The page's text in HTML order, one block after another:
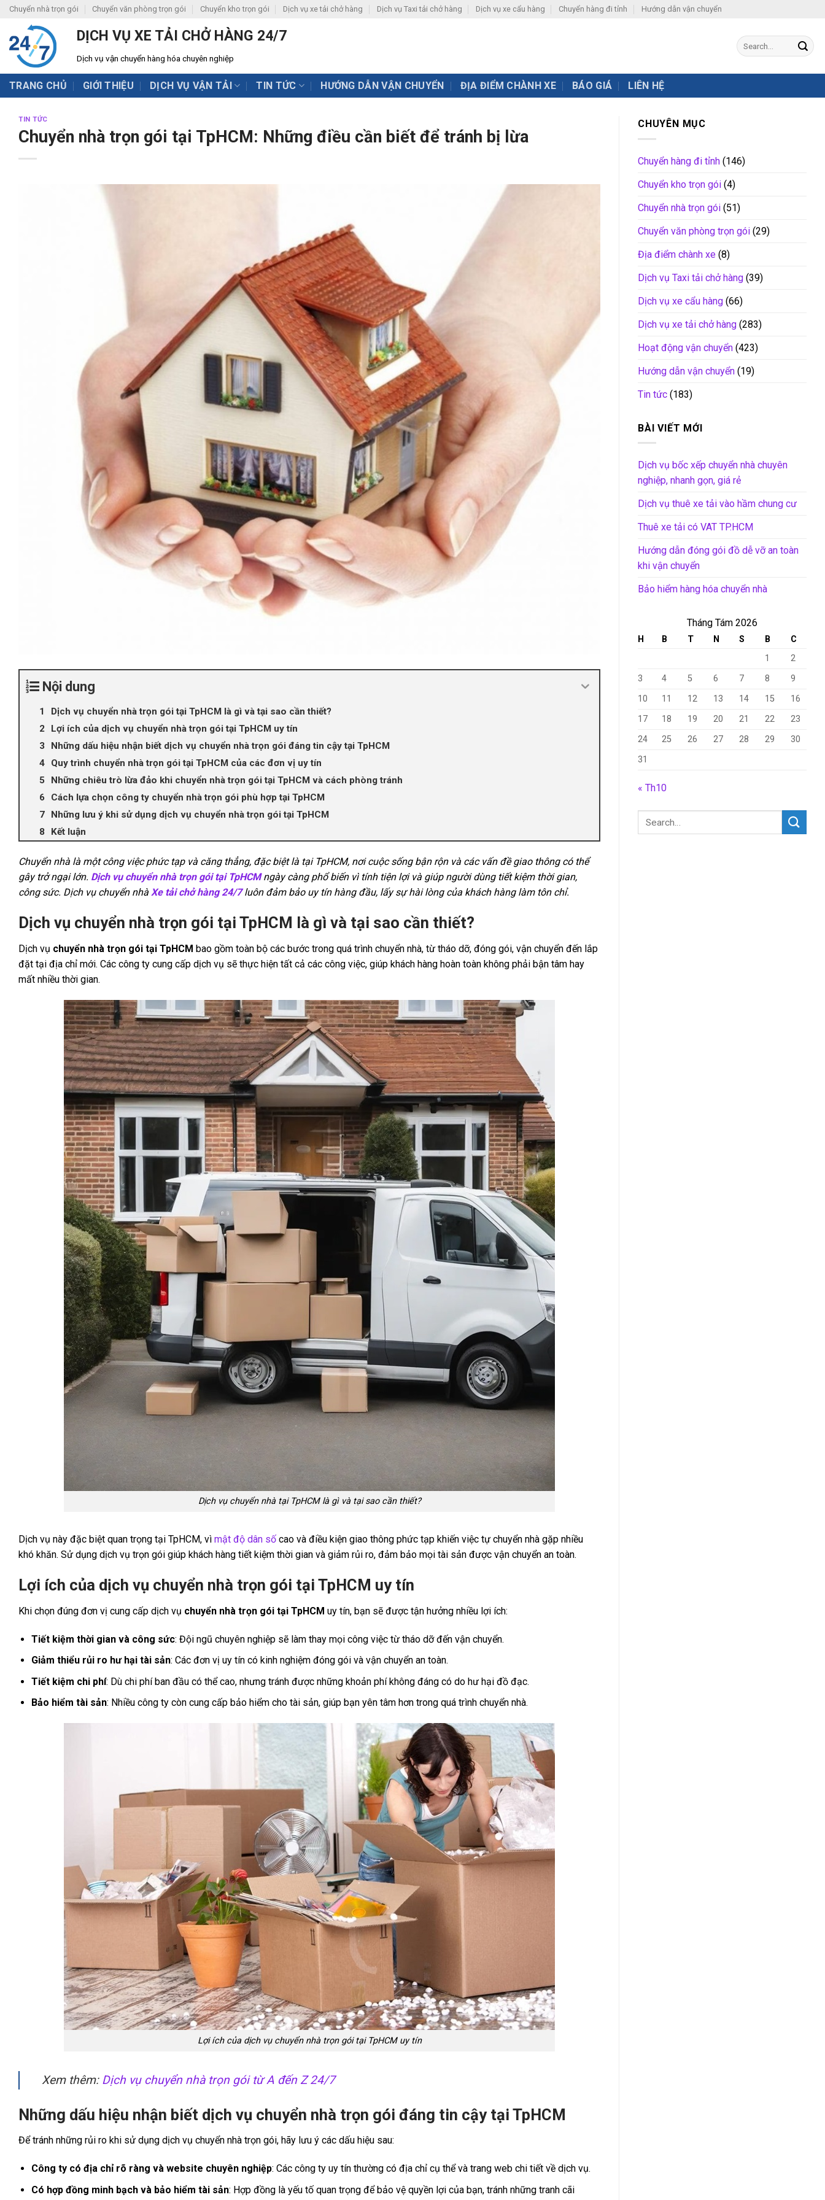
Skip
content
Chuyển nhà trọn gói Chuyển văn phòng trọn gói Chuyển kho trọn gói Dịch vụ xe tải chở hàng Dịch vụ Taxi tải chở hàng Dịch vụ xe cẩu hàng Chuyển hàng đi tỉnh Hướng dẫn vận chuyển
DỊCH VỤ XE TẢI CHỞ HÀNG 24/7
Dịch vụ vận chuyển hàng hóa chuyên nghiệp
TRANG CHỦ GIỚI THIỆU DỊCH VỤ VẬN TẢI TIN TỨC HƯỚNG DẪN VẬN CHUYỂN ĐỊA ĐIỂM CHÀNH XE BÁO GIÁ LIÊN HỆ
TIN TỨC
Chuyển nhà trọn gói tại TpHCM: Những điều cần biết để tránh bị lừa
Nội dung
Dịch vụ chuyển nhà trọn gói tại TpHCM là gì và tại sao cần thiết?
Lợi ích của dịch vụ chuyển nhà trọn gói tại TpHCM uy tín
Những dấu hiệu nhận biết dịch vụ chuyển nhà trọn gói đáng tin cậy tại TpHCM
Quy trình chuyển nhà trọn gói tại TpHCM của các đơn vị uy tín
Những chiêu trò lừa đảo khi chuyển nhà trọn gói tại TpHCM và cách phòng tránh
Cách lựa chọn công ty chuyển nhà trọn gói phù hợp tại TpHCM
Những lưu ý khi sử dụng dịch vụ chuyển nhà trọn gói tại TpHCM
Kết luận
Chuyển nhà là một công việc phức tạp và căng thẳng, đặc biệt là tại TpHCM, nơi cuộc sống bận rộn và các vấn đề giao thông có thể
gây trở ngại lớn. Dịch vụ chuyển nhà trọn gói tại TpHCMngày càng phổ biến vì tính tiện lợi và giúp người dùng tiết kiệm thời gian,
công sức. Dịch vụ chuyển nhà Xe tải chở hàng 24/7luôn đảm bảo uy tín hàng đầu, lấy sự hài lòng của khách hàng làm tôn chỉ.
Dịch vụ chuyển nhà trọn gói tại TpHCM là gì và tại sao cần thiết?
Dịch vụ chuyển nhà trọn gói tại TpHCM bao gồm toàn bộ các bước trong quá trình chuyển nhà, từ tháo dỡ, đóng gói, vận chuyển đến lắp
đặt tại địa chỉ mới. Các công ty cung cấp dịch vụ sẽ thực hiện tất cả các công việc, giúp khách hàng hoàn toàn không phải bận tâm hay
mất nhiều thời gian.
Dịch vụ chuyển nhà tại TpHCM là gì và tại sao cần thiết?
Dịch vụ này đặc biệt quan trọng tại TpHCM, vì mật độ dân số cao và điều kiện giao thông phức tạp khiến việc tự chuyển nhà gặp nhiều
khó khăn. Sử dụng dịch vụ trọn gói giúp khách hàng tiết kiệm thời gian và giảm rủi ro, đảm bảo mọi tài sản được vận chuyển an toàn.
Lợi ích của dịch vụ chuyển nhà trọn gói tại TpHCM uy tín
Khi chọn đúng đơn vị cung cấp dịch vụ chuyển nhà trọn gói tại TpHCM uy tín, bạn sẽ được tận hưởng nhiều lợi ích:
Tiết kiệm thời gian và công sức: Đội ngũ chuyên nghiệp sẽ làm thay mọi công việc từ tháo dỡ đến vận chuyển.
Giảm thiểu rủi ro hư hại tài sản: Các đơn vị uy tín có kinh nghiệm đóng gói và vận chuyển an toàn.
Tiết kiệm chi phí: Dù chi phí ban đầu có thể cao, nhưng tránh được những khoản phí không đáng có do hư hại đồ đạc.
Bảo hiểm tài sản: Nhiều công ty còn cung cấp bảo hiểm cho tài sản, giúp bạn yên tâm hơn trong quá trình chuyển nhà.
Lợi ích của dịch vụ chuyển nhà trọn gói tại TpHCM uy tín
Xem thêm: Dịch vụ chuyển nhà trọn gói từ A đến Z 24/7
Những dấu hiệu nhận biết dịch vụ chuyển nhà trọn gói đáng tin cậy tại TpHCM
Để tránh những rủi ro khi sử dụng dịch vụ chuyển nhà trọn gói, hãy lưu ý các dấu hiệu sau:
Công ty có địa chỉ rõ ràng và website chuyên nghiệp: Các công ty uy tín thường có địa chỉ cụ thể và trang web chi tiết về dịch vụ.
Có hợp đồng minh bạch và bảo hiểm tài sản: Hợp đồng là yếu tố quan trọng để bảo vệ quyền lợi của bạn, tránh những tranh cãi
CHUYÊN MỤC
Chuyển hàng đi tỉnh (146)
Chuyển kho trọn gói (4)
Chuyển nhà trọn gói (51)
Chuyển văn phòng trọn gói (29)
Địa điểm chành xe (8)
Dịch vụ Taxi tải chở hàng (39)
Dịch vụ xe cẩu hàng (66)
Dịch vụ xe tải chở hàng (283)
Hoạt động vận chuyển (423)
Hướng dẫn vận chuyển (19)
Tin tức (183)
BÀI VIẾT MỚI
Dịch vụ bốc xếp chuyển nhà chuyên
nghiệp, nhanh gọn, giá rẻ
Dịch vụ thuê xe tải vào hầm chung cư
Thuê xe tải có VAT TP.HCM
Hướng dẫn đóng gói đồ dễ vỡ an toàn
khi vận chuyển
Bảo hiểm hàng hóa chuyển nhà
Tháng Tám 2026
H B T N S B
C
1
2
3
4 5 6 7 8
9
10
11 12 13 14 15
16
17
18 19 20 21 22
23
24
25 26 27 28 29
30
31
« Th10